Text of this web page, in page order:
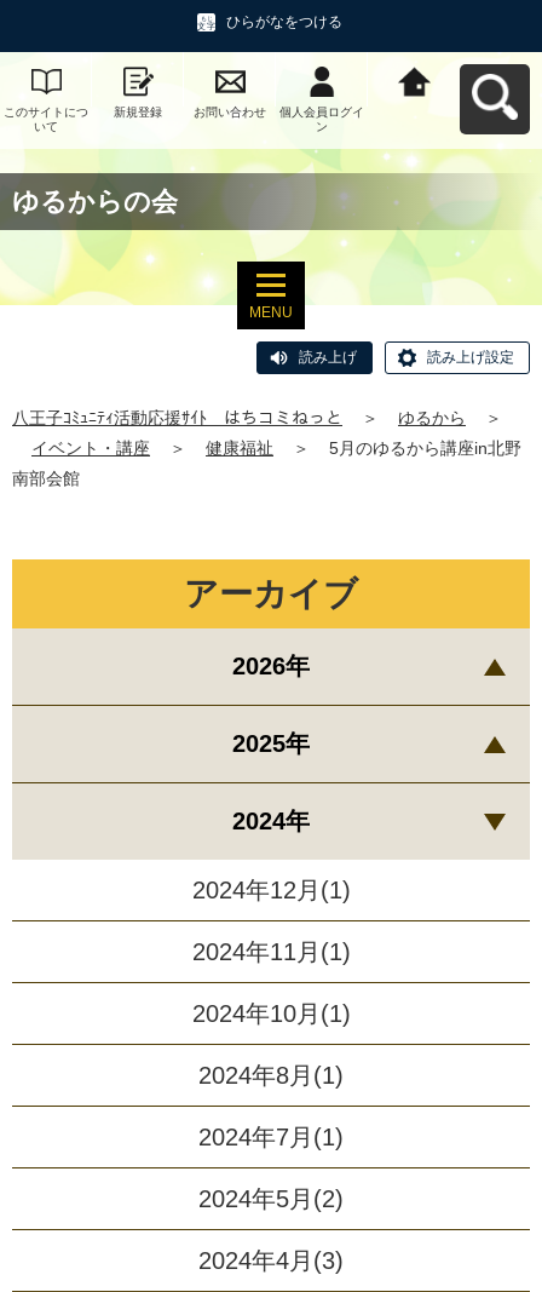
ひらがなをつける
このサイトにつ
いて
新規登録 お問い合わせ
個人会員ログイ
ン
る
ゆるからの会
MENU
読み上げ 読み上げ設定
八王子ｺﾐｭﾆﾃｨ活動応援ｻｲﾄ はちコミねっと ＞ ゆるから
＞
イベント・講座
＞ 健康福祉 ＞
5月のゆるから講座in北野
南部会館
アーカイブ
2026年
2025年
2024年
2024年12月(1)
2024年11月(1)
2024年10月(1)
2024年8月(1)
2024年7月(1)
2024年5月(2)
2024年4月(3)